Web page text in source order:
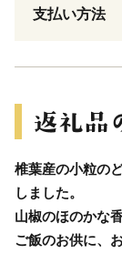
支払い方法
椎葉産の小粒の
しました。
山椒のほのかな
ご飯のお供に、